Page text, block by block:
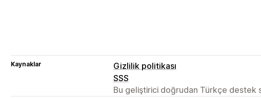
Kaynaklar
Gizlilik politikası
SSS
Bu geliştirici doğrudan Türkçe destek